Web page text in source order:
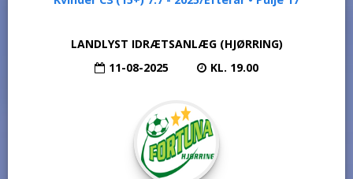
LANDLYST IDRÆTSANLÆG (HJØRRING)
11-08-2025
KL. 19.00